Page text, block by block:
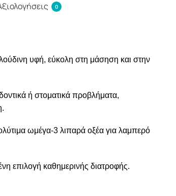
0
υφή, εύκολη στη μάσηση και στην
ή στοματικά προβλήματα,
ωμέγα-3 λιπαρά οξέα για λαμπερό
επιλογή καθημερινής διατροφής.